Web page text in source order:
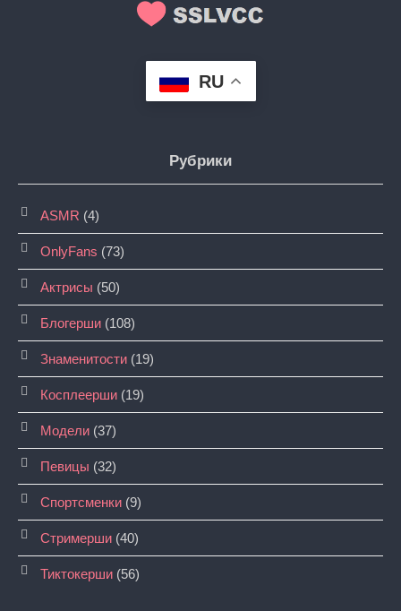
RU
Рубрики
ASMR (4)
OnlyFans (73)
Актрисы (50)
Блогерши (108)
Знаменитости (19)
Косплеерши (19)
Модели (37)
Певицы (32)
Спортсменки (9)
Стримерши (40)
Тиктокерши (56)